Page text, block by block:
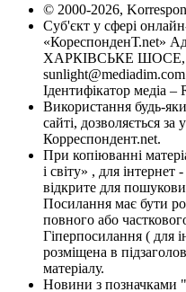
© 2000-2026,
Суб'єкт у сфері
«КореспонденТ.net»
ХАРКІВСЬКЕ ШОСЕ,
Ідентифікатор медіа –
Використання будь-
сайті, дозволяється
Корреспондент.net.
При копіюванні
і світу» , для
відкрите для
Посилання має бути
повного або
Гіперпосилання ( для
розміщена в
матеріалу.
Новини з позначками